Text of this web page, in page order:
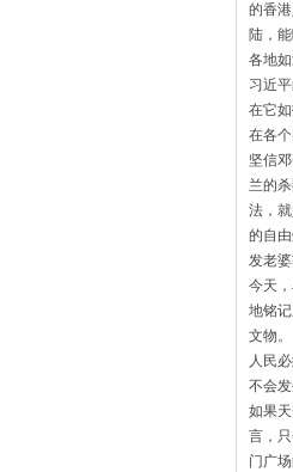
的香港
陆，
各地
习近
在它
在各
坚信
兰的
法，
的自
发老
今天
地铭
文物。
人民
不会发
如果
言，
门广